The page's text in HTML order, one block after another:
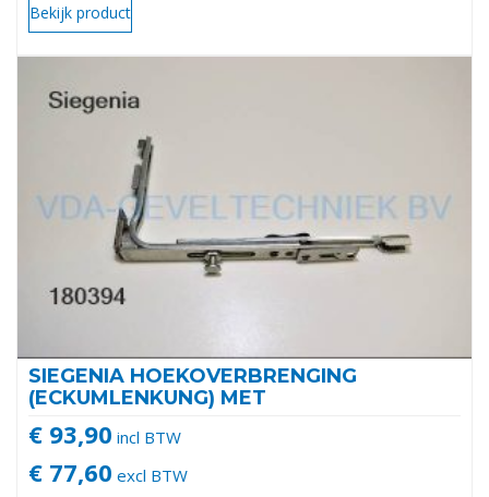
Bekijk product
SIEGENIA HOEKOVERBRENGING
(ECKUMLENKUNG) MET
€ 93,90 incl BTW
€ 77,60 excl BTW